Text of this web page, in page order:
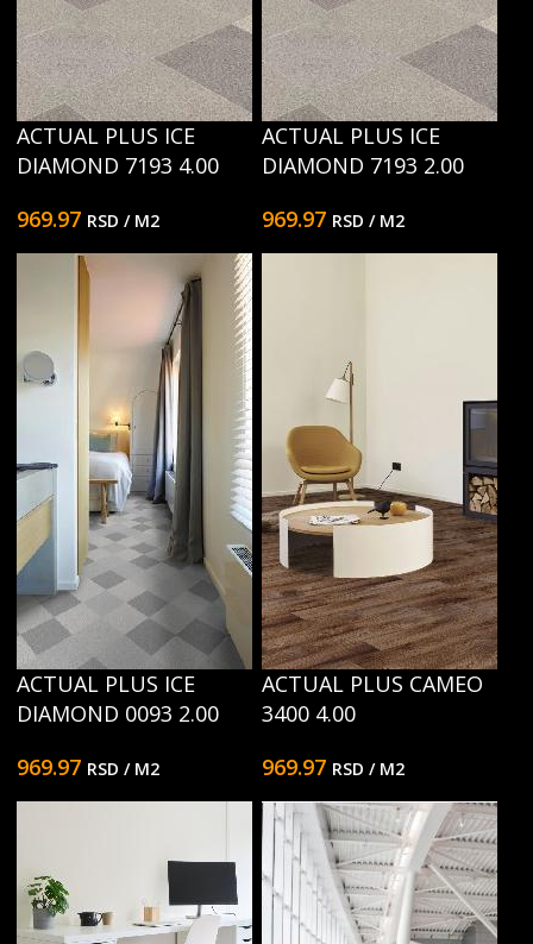
ACTUAL PLUS ICE
DIAMOND 7193 4.00
969.97 RSD / M2
ACTUAL PLUS ICE
DIAMOND 7193 2.00
969.97 RSD / M2
ACTUAL PLUS ICE
DIAMOND 0093 2.00
969.97 RSD / M2
ACTUAL PLUS CAMEO
3400 4.00
969.97 RSD / M2